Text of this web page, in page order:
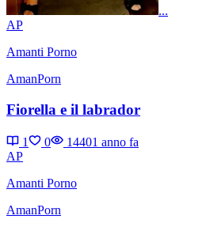
...
AP
Amanti Porno
AmanPorn
Fiorella e il labrador
1 0 14401 anno fa
AP
Amanti Porno
AmanPorn